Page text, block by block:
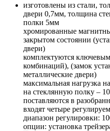
изготовлены из стали,
двери 0,7мм, толщина
полки 5мм
хромированные
закрытом состоянии
двери)
комплектуются
комбинаций), (замок
металлические двери)
максимальная нагрузка
на стеклянную полку –
поставляются в
входят четыре
диапазон регулировки:
опции: установка